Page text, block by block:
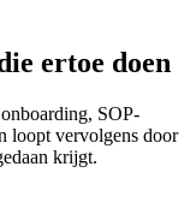
ertoe doen
SOP-
loopt vervolgens door
krijgt.